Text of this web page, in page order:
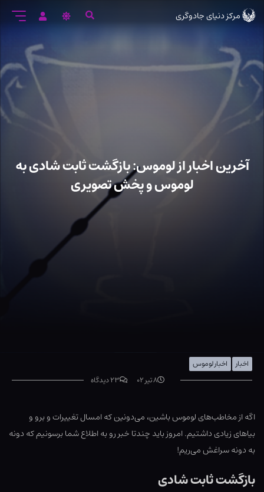
ورود
به
اصلی
مرکز دنیای جادوگری
آخرین اخبار از لوموس: بازگشت ثابت شادی به
لوموس و پخش تصویری
اخبار
اخبار لوموس
۸ تیر ۰۲
۲۳ دیدگاه
اگه از مخاطب‌های لوموس باشین، می‌دونین که امسال تغییرات و برو و
بیاهای زیادی داشتیم. امروز باید چندتا خبر رو به اطلاع شما برسونیم که دونه
به دونه سراغش می‌ریم!
بازگشت ثابت شادی